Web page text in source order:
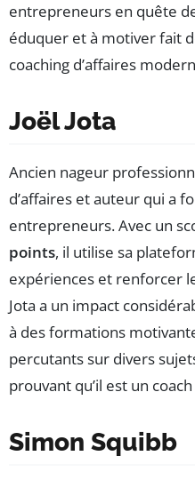
entrepreneurs en quête
éduquer et à motiver fait
coaching d’affaires
Joël Jota
Ancien nageur
d’affaires et auteur qui a
entrepreneurs. Avec un
points, il utilise sa
expériences et renforcer
Jota a un impact
à des formations
percutants sur divers
prouvant qu’il est un
Simon Squibb